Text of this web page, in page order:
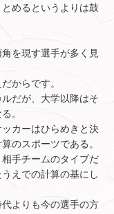
めるというよりは鼓
を現す選手が多く見
からです。
だが、大学以降はそ
。
カーはひらめきと決
のスポーツである。
手チームのタイプだ
えでの計算の基にし
よりも今の選手の方